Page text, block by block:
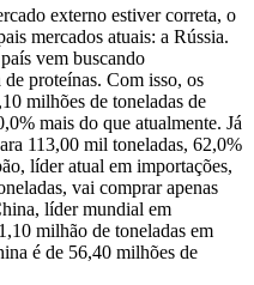
externo estiver correta, o
mercados atuais: a Rússia.
vem buscando
proteínas. Com isso, os
milhões de toneladas de
mais do que atualmente. Já
113,00 mil toneladas, 62,0%
líder atual em importações,
vai comprar apenas
líder mundial em
milhão de toneladas em
é de 56,40 milhões de